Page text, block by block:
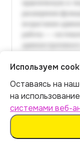
Используем
Оставаясь на
на использование
системами веб-